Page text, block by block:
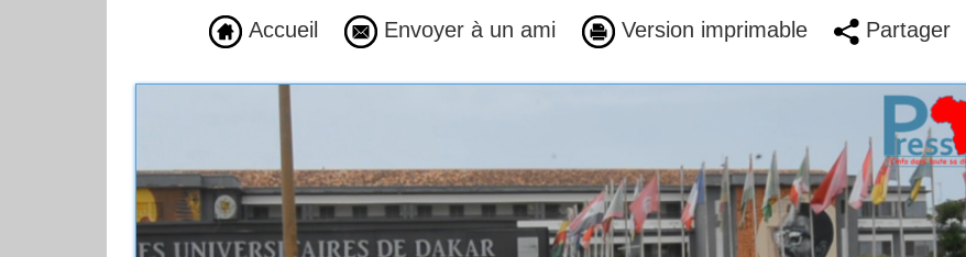
Accueil Envoyer à un ami Version imprimable Partager